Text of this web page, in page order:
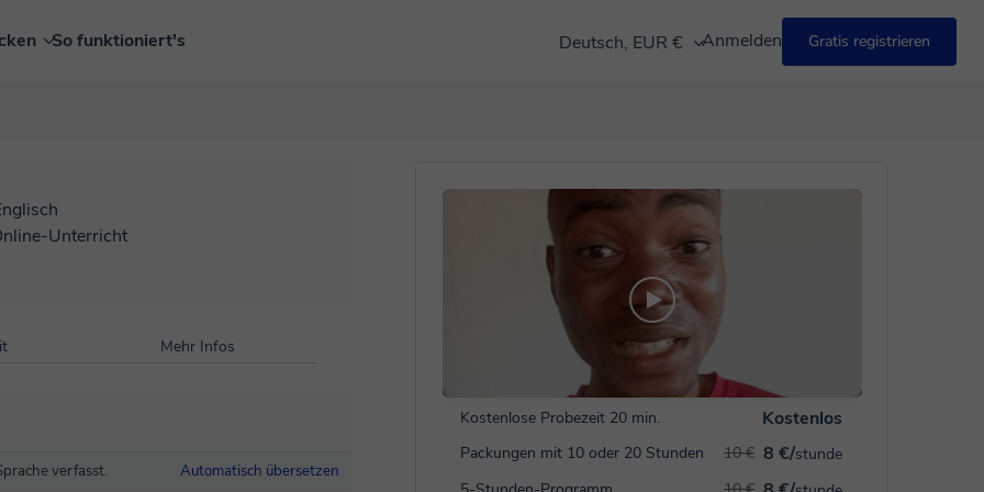
So funktioniert's Deutsch, EUR € Anmelden Gratis registrieren
Kostenlose Probezeit 20 min. Kostenlos
Packungen mit 10 oder 20 Stunden 8 €/stunde
10 €
Unterricht
Mehr Infos
verfasst. Automatisch übersetzen